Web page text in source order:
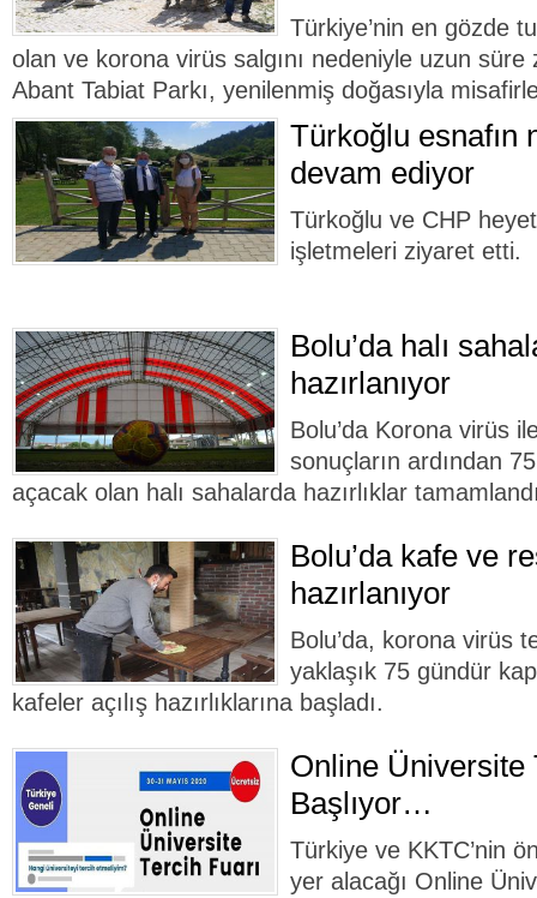
Türkiye’nin en gözde
olan ve korona virüs salgını nedeniyle uzun süre
Abant Tabiat Parkı, yenilenmiş doğasıyla
Türkoğlu esnafın
devam ediyor
Türkoğlu ve CHP
işletmeleri ziyaret etti.
Bolu’da halı
hazırlanıyor
Bolu’da Korona virüs
sonuçların ardından
açacak olan halı sahalarda hazırlıklar
Bolu’da kafe ve
hazırlanıyor
Bolu’da, korona virüs
yaklaşık 75 gündür
kafeler açılış hazırlıklarına başladı.
Online Üniversite
Başlıyor…
Türkiye ve KKTC’nin
yer alacağı Online